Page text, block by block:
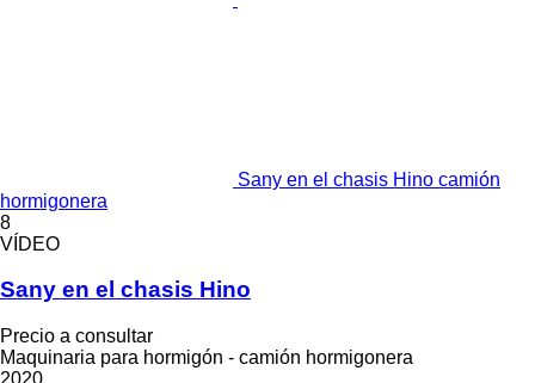
Sany en el chasis Hino camión
hormigonera
8
VÍDEO
Sany en el chasis Hino
Precio a consultar
Maquinaria para hormigón - camión hormigonera
2020